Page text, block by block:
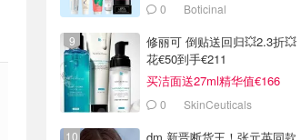
0 Boticinal
修丽可 倒贴送回归💥2.3折💥
花€50到手€211
买洁面送27ml精华值€166
0 SkinCeuticals